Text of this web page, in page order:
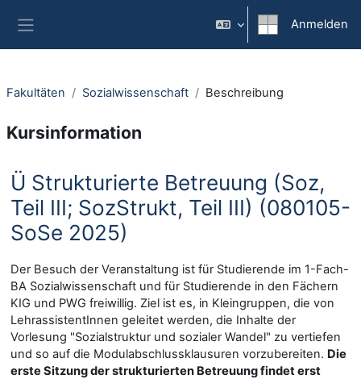
Anmelden
Fakultäten Sozialwissenschaft Beschreibung
Kursinformation
Ü Strukturierte Betreuung (Soz,
Teil III; SozStrukt, Teil III) (080105-
SoSe 2025)
Der Besuch der Veranstaltung ist für Studierende im 1-Fach-
BA Sozialwissenschaft und für Studierende in den Fächern
KIG und PWG freiwillig. Ziel ist es, in Kleingruppen, die von
LehrassistentInnen geleitet werden, die Inhalte der
Vorlesung "Sozialstruktur und sozialer Wandel" zu vertiefen
und so auf die Modulabschlussklausuren vorzubereiten. Die
erste Sitzung der strukturierten Betreuung findet erst